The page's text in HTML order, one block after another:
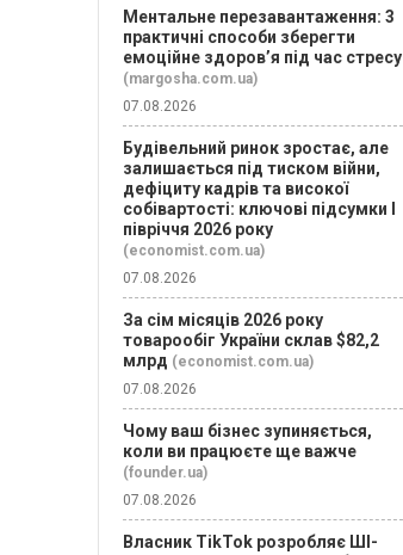
Ментальне перезавантаження: 3
практичні способи зберегти
емоційне здоров’я під час стресу
(margosha.com.ua)
07.08.2026
Будівельний ринок зростає, але
залишається під тиском війни,
дефіциту кадрів та високої
собівартості: ключові підсумки І
півріччя 2026 року
(economist.com.ua)
07.08.2026
За сім місяців 2026 року
товарообіг України склав $82,2
млрд (economist.com.ua)
07.08.2026
Чому ваш бізнес зупиняється,
коли ви працюєте ще важче
(founder.ua)
07.08.2026
Власник TikTok розробляє ШІ-